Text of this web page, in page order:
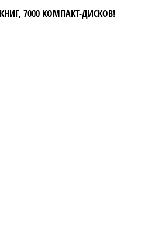
7000 КОМПАКТ-ДИСКОВ!